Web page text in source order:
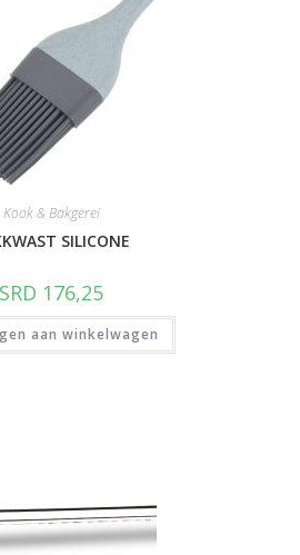
Kook & Bakgerei
SILICONE
SRD 176,25
aan winkelwagen